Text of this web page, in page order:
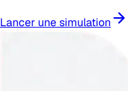
Lancer une simulation